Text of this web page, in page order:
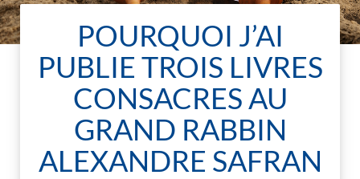
POURQUOI J’AI
PUBLIE TROIS LIVRES
CONSACRES AU
GRAND RABBIN
ALEXANDRE SAFRAN